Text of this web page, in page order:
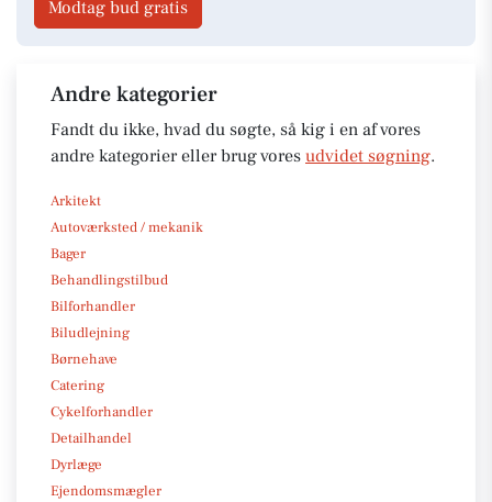
Modtag bud gratis
Andre kategorier
Fandt du ikke, hvad du søgte, så kig i en af vores
andre kategorier eller brug vores udvidet søgning.
Arkitekt
Autoværksted / mekanik
Bager
Behandlingstilbud
Bilforhandler
Biludlejning
Børnehave
Catering
Cykelforhandler
Detailhandel
Dyrlæge
Ejendomsmægler